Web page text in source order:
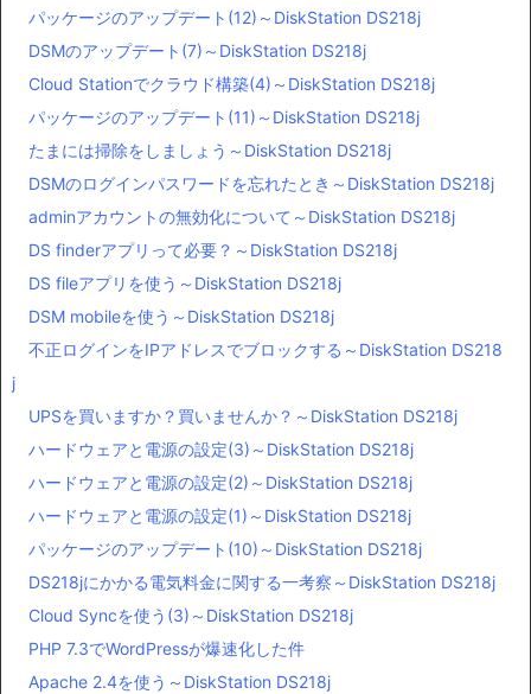
パッケージのアップデート(12)～DiskStation DS218j
DSMのアップデート(7)～DiskStation DS218j
Cloud Stationでクラウド構築(4)～DiskStation DS218j
パッケージのアップデート(11)～DiskStation DS218j
たまには掃除をしましょう～DiskStation DS218j
DSMのログインパスワードを忘れたとき～DiskStation DS218j
adminアカウントの無効化について～DiskStation DS218j
DS finderアプリって必要？～DiskStation DS218j
DS fileアプリを使う～DiskStation DS218j
DSM mobileを使う～DiskStation DS218j
不正ログインをIPアドレスでブロックする～DiskStation DS218
j
UPSを買いますか？買いませんか？～DiskStation DS218j
ハードウェアと電源の設定(3)～DiskStation DS218j
ハードウェアと電源の設定(2)～DiskStation DS218j
ハードウェアと電源の設定(1)～DiskStation DS218j
パッケージのアップデート(10)～DiskStation DS218j
DS218jにかかる電気料金に関する一考察～DiskStation DS218j
Cloud Syncを使う(3)～DiskStation DS218j
PHP 7.3でWordPressが爆速化した件
Apache 2.4を使う～DiskStation DS218j